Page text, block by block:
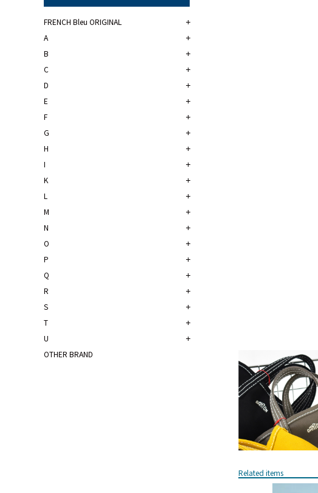
FRENCH Bleu ORIGINAL
A
B
C
D
E
F
G
H
I
K
L
M
N
O
P
Q
R
S
T
U
OTHER BRAND
Related items